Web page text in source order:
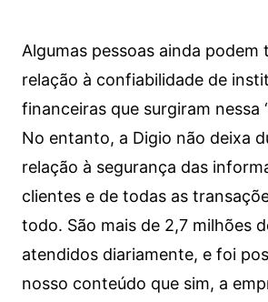
Algumas pessoas ainda podem
relação à confiabilidade de
financeiras que surgiram nessa
No entanto, a Digio não deixa
relação à segurança das
clientes e de todas as
todo. São mais de 2,7 milhões
atendidos diariamente, e foi
nosso conteúdo que sim, a